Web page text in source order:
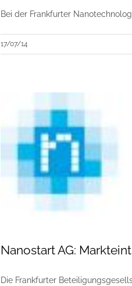
Bei der Frankfurter
17/07/14
Nanostart AG:
Die Frankfurter